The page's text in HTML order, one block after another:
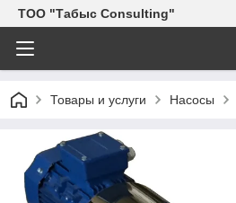
ТОО "Табыс Consulting"
Товары и услуги Насосы